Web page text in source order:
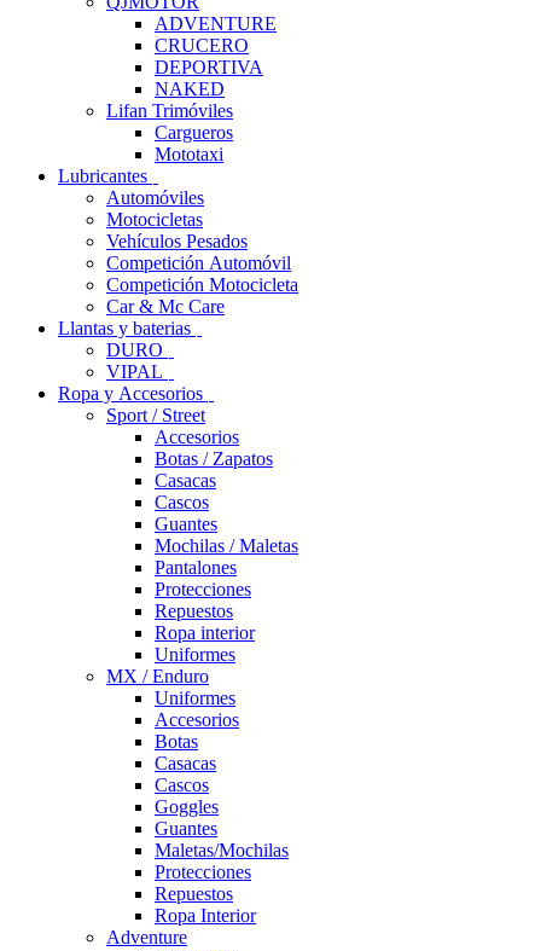
ADVENTURE
CRUCERO
DEPORTIVA
NAKED
Lifan Trimóviles
Cargueros
Mototaxi
Lubricantes
Automóviles
Motocicletas
Vehículos Pesados
Competición Automóvil
Competición Motocicleta
Car & Mc Care
Llantas y baterias
DURO
VIPAL
Ropa y Accesorios
Sport / Street
Accesorios
Botas / Zapatos
Casacas
Cascos
Guantes
Mochilas / Maletas
Pantalones
Protecciones
Repuestos
Ropa interior
Uniformes
MX / Enduro
Uniformes
Accesorios
Botas
Casacas
Cascos
Goggles
Guantes
Maletas/Mochilas
Protecciones
Repuestos
Ropa Interior
Adventure